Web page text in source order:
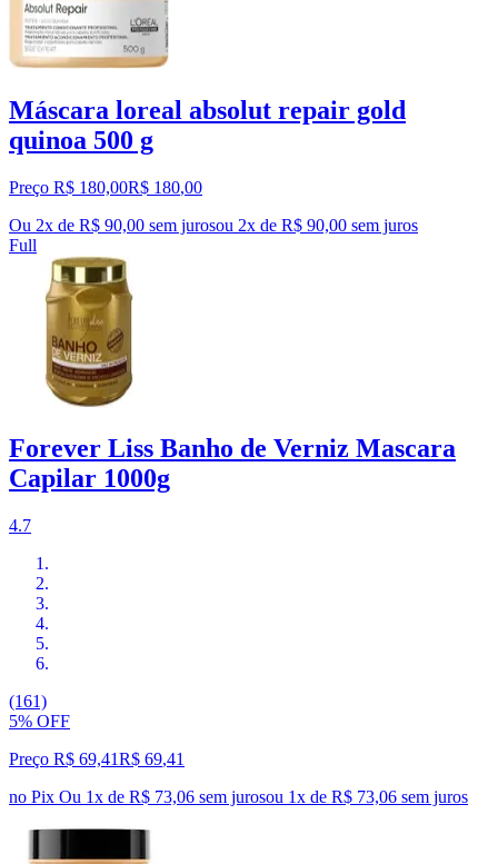
Máscara loreal absolut repair gold
quinoa 500 g
Preço R$ 180,00R$ 180,00
Ou 2x de R$ 90,00 sem jurosou 2x de R$ 90,00 sem juros
Full
Forever Liss Banho de Verniz Mascara
Capilar 1000g
4.7
(161)
5% OFF
Preço R$ 69,41R$ 69,41
no Pix Ou 1x de R$ 73,06 sem jurosou 1x de R$ 73,06 sem juros